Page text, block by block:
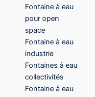
Fontaine à eau
pour open
space
Fontaine à eau
industrie
Fontaines à eau
collectivités
Fontaine à eau